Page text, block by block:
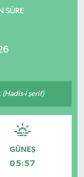
SÜRE
(Hadis-i şerif)
GÜNEŞ
05:57